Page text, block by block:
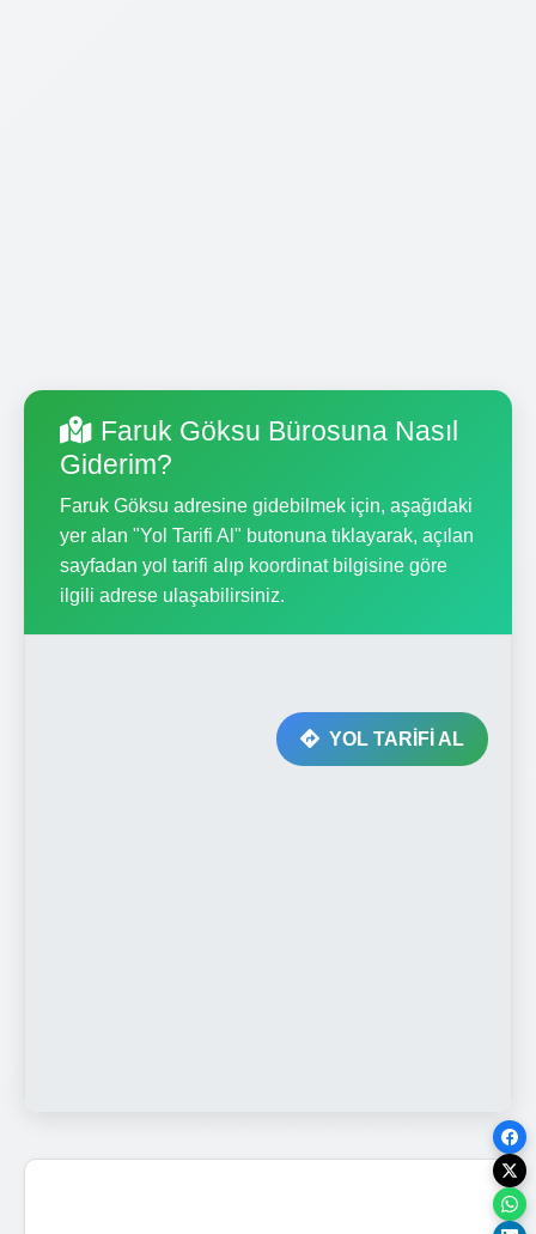
Faruk Göksu Bürosuna Nasıl
Giderim?
Faruk Göksu adresine gidebilmek için, aşağıdaki
yer alan "Yol Tarifi Al" butonuna tıklayarak, açılan
sayfadan yol tarifi alıp koordinat bilgisine göre
ilgili adrese ulaşabilirsiniz.
YOL TARİFİ AL